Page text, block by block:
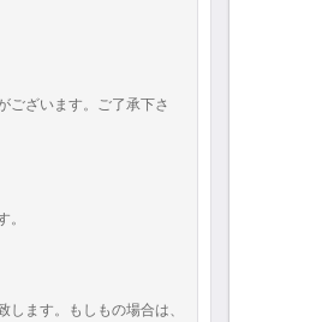
ございます。ご了承下さ
。
ます。もしもの場合は、